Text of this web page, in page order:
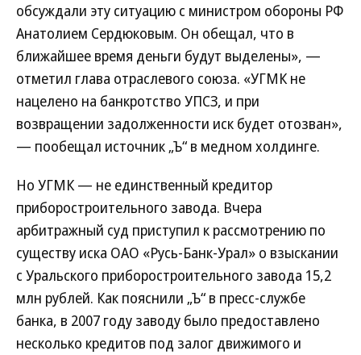
обсуждали эту ситуацию с министром обороны РФ
Анатолием Сердюковым. Он обещал, что в
ближайшее время деньги будут выделены», —
отметил глава отраслевого союза. «УГМК не
нацелено на банкротство УПСЗ, и при
возвращении задолженности иск будет отозван»,
— пообещал источник „Ъ“ в медном холдинге.
Но УГМК — не единственный кредитор
приборостроительного завода. Вчера
арбитражный суд приступил к рассмотрению по
существу иска ОАО «Русь-Банк-Урал» о взыскании
с Уральского приборостроительного завода 15,2
млн рублей. Как пояснили „Ъ“ в пресс-службе
банка, в 2007 году заводу было предоставлено
несколько кредитов под залог движимого и